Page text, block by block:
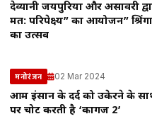
देव्यानी जयपुरिया और असावरी
मत: परिपेक्ष्य” का आयोजन”
का उत्सव
मनोरंजन 02 Mar 2024
आम इंसान के दर्द को उकेरने के
पर चोट करती है ‘कागज 2’